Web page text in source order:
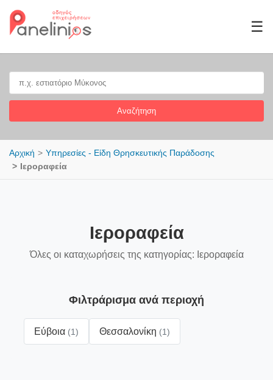
☰
Αναζήτηση
Αρχική
Υπηρεσίες - Είδη Θρησκευτικής Παράδοσης
Ιεροραφεία
Ιεροραφεία
Όλες οι καταχωρήσεις της κατηγορίας: Ιεροραφεία
Φιλτράρισμα ανά περιοχή
Εύβοια (1) Θεσσαλονίκη (1)